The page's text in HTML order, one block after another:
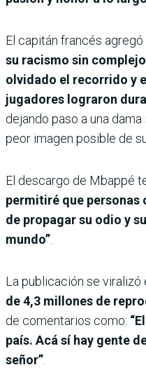
El capitán francés agregó
su racismo sin
olvidado el recorrido y
jugadores lograron
dejando paso a una
peor imagen posible de su
El descargo de Mbappé
permitiré que personas
de propagar su odio y
mundo”
La publicación se viralizó
de 4,3 millones de
de comentarios como:
país. Acá sí hay gente
señor”